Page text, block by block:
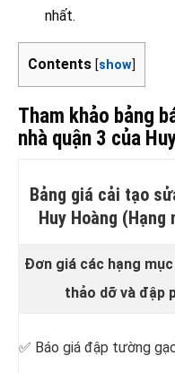
nhất.
Contents [show]
Tham khảo bảng
nhà quận 3 của
Bảng giá cải tạo
Huy Hoàng
Đơn giá các hạng
thảo dỡ và đập
✅ Báo giá đập tường